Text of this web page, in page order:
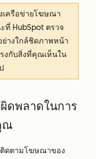
เครือข่ายโฆษณา
ที่ HubSpot ตรวจ
ย่างใกล้ชิดภาพหน้า
งกับสิ่งที่คุณเห็นใน
ดพลาดในการ
ณ
ดตามโฆษณาของ